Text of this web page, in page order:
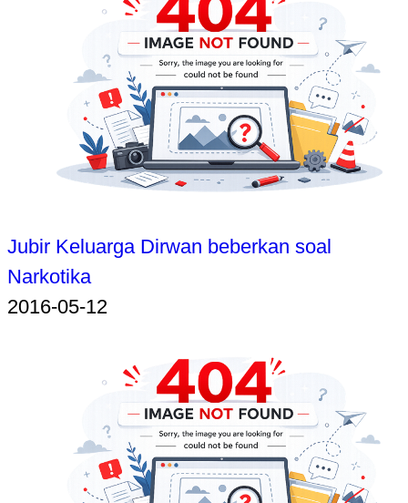
Jubir Keluarga Dirwan beberkan soal
Narkotika
2016-05-12